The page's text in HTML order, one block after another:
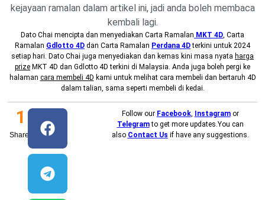
kejayaan ramalan dalam artikel ini, jadi anda boleh membaca
kembali lagi.
Dato Chai mencipta dan menyediakan Carta Ramalan MKT 4D, Carta
Ramalan Gdlotto 4D dan Carta Ramalan Perdana 4Dterkini untuk 2024
setiap hari. Dato Chai juga menyediakan dan kemas kini masa nyata harga
prize MKT 4D dan Gdlotto 4D terkini di Malaysia. Anda juga boleh pergi ke
halaman cara membeli 4D kami untuk melihat cara membeli dan bertaruh 4D
dalam talian, sama seperti membeli di kedai.
Shares
1 Follow our Facebook, Instagram or
Telegramto get more updates.You can
also Contact Us if have any suggestions.